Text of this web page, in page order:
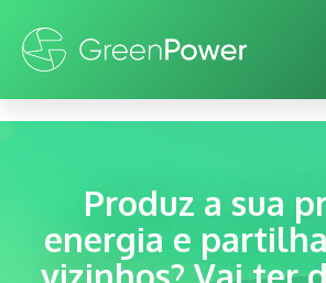
Produz a sua
energia e